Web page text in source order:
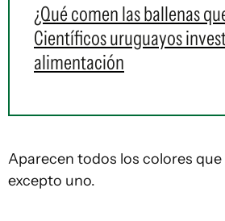
¿Qué comen las ballenas
Científicos uruguayos
alimentación
Aparecen todos los colores que
excepto uno.